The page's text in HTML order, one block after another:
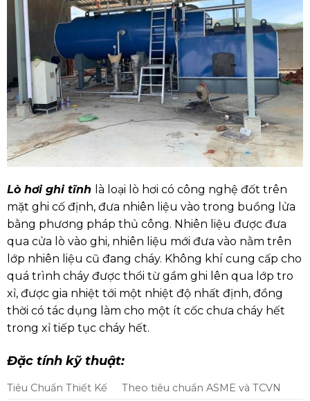
Lò hơi ghi tĩnh là loại lò hơi có công nghệ đốt trên
mặt ghi cố định, đưa nhiên liệu vào trong buồng lửa
bằng phương pháp thủ công. Nhiên liệu được đưa
qua cửa lò vào ghi, nhiên liệu mới đưa vào nằm trên
lớp nhiên liệu cũ đang cháy. Không khí cung cấp cho
quá trình cháy được thổi từ gầm ghi lên qua lớp tro
xỉ, được gia nhiệt tới một nhiệt độ nhất định, đồng
thời có tác dụng làm cho một ít cốc chưa cháy hết
trong xỉ tiếp tục cháy hết.
Đặc tính kỹ thuật:
Tiêu Chuẩn Thiết Kế
Theo tiêu chuẩn ASME và TCVN